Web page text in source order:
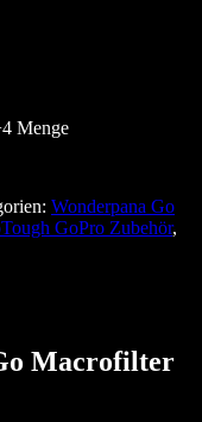
Menge
Wonderpana Go
GoPro Zubehör,
Macrofilter